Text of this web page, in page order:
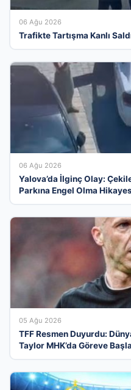
06 Ağu 2026
Trafikte Tartışma Kanlı
06 Ağu 2026
Yalova’da İlginç Olay:
Parkına Engel Olma
05 Ağu 2026
TFF Resmen Duyurdu:
Taylor MHK’da Göreve